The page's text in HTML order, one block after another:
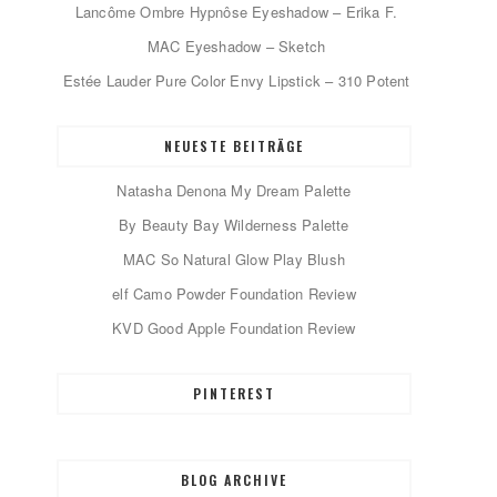
Lancôme Ombre Hypnôse Eyeshadow – Erika F.
MAC Eyeshadow – Sketch
Estée Lauder Pure Color Envy Lipstick – 310 Potent
NEUESTE BEITRÄGE
Natasha Denona My Dream Palette
By Beauty Bay Wilderness Palette
MAC So Natural Glow Play Blush
elf Camo Powder Foundation Review
KVD Good Apple Foundation Review
PINTEREST
BLOG ARCHIVE